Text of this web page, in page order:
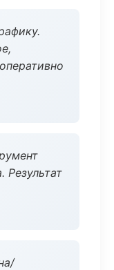
Результат